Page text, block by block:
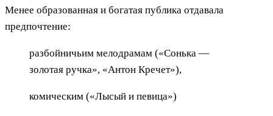
Менее образованная и богатая публика отдавала
предпочтение:
разбойничьим мелодрамам («Сонька —
золотая ручка», «Антон Кречет»),
комическим («Лысый и певица»)